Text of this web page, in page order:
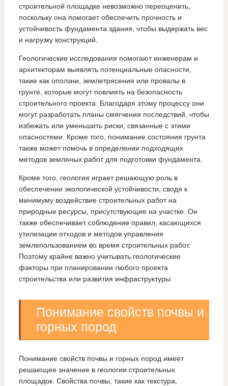
строительной площадке невозможно переоценить,
поскольку она помогает обеспечить прочность и
устойчивость фундамента здания, чтобы выдержать вес
и нагрузку конструкций.
Геологические исследования помогают инженерам и
архитекторам выявлять потенциальные опасности,
такие как оползни, землетрясения или провалы в
грунте, которые могут повлиять на безопасность
строительного проекта. Благодаря этому процессу они
могут разработать планы смягчения последствий, чтобы
избежать или уменьшить риски, связанные с этими
опасностями. Кроме того, понимание состояния грунта
также может помочь в определении подходящих
методов земляных работ для подготовки фундамента.
Кроме того, геология играет решающую роль в
обеспечении экологической устойчивости, сводя к
минимуму воздействие строительных работ на
природные ресурсы, присутствующие на участке. Он
также обеспечивает соблюдение правил, касающихся
утилизации отходов и методов управления
землепользованием во время строительных работ.
Поэтому крайне важно учитывать геологические
факторы при планировании любого проекта
строительства или развития инфраструктуры.
Понимание свойств почвы и
горных пород
Понимание свойств почвы и горных пород имеет
решающее значение в геологии строительных
площадок. Свойства почвы, такие как текстура,